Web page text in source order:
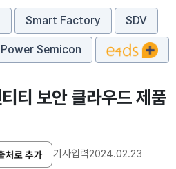
Smart Factory SDV
Power Semicon
티 보안 클라우드 제품
기사입력2024.02.23